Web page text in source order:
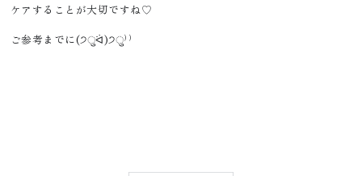
ケアすることが大切ですね♡
ご参考までに(੭ुᐛ)੭ु⁾⁾